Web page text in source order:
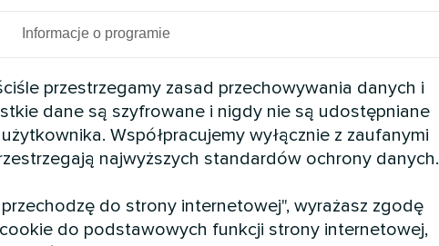
Informacje o programie
przestrzegamy zasad przechowywania danych i
dane są szyfrowane i nigdy nie są udostępniane
Współpracujemy wyłącznie z zaufanymi
najwyższych standardów ochrony danych.
do strony internetowej", wyrażasz zgodę
do podstawowych funkcji strony internetowej,